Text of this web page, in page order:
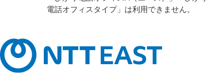
電話オフィスタイプ」は利用できません。